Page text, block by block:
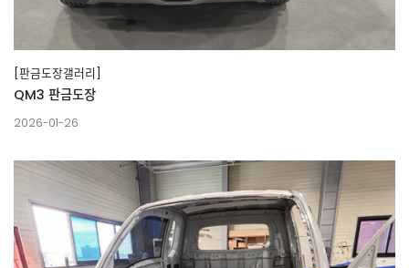
[판금도장갤러리]
QM3 판금도장
2026-01-26